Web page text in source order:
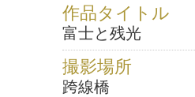
作品タイトル
富士と残光
撮影場所
跨線橋